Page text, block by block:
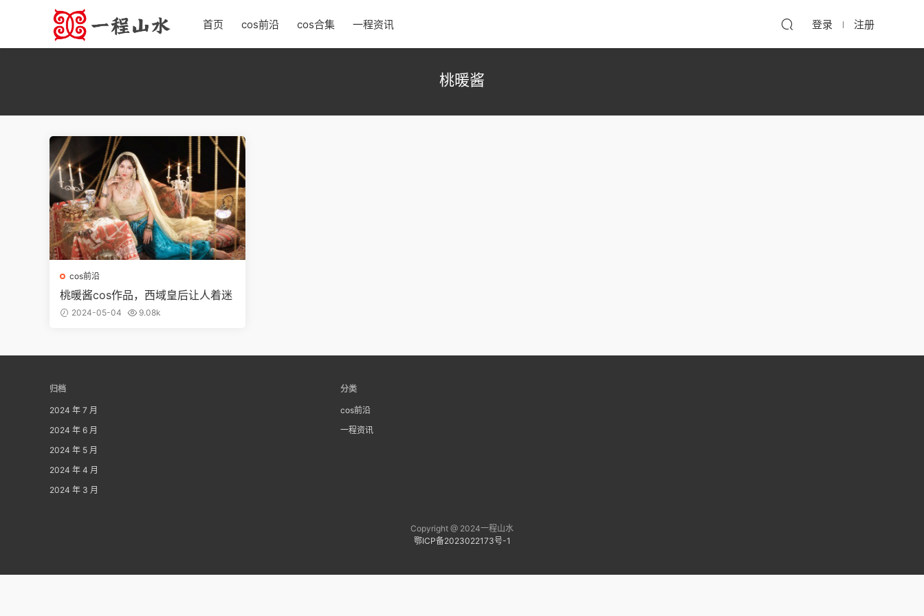
首页 cos前沿 cos合集 一程资讯 登录 注册
桃暖酱
cos前沿
桃暖酱cos作品，西域皇后让人着迷
2024-05-04 9.08k
归档
2024 年 7 月
2024 年 6 月
2024 年 5 月
2024 年 4 月
2024 年 3 月
分类
cos前沿
一程资讯
Copyright @ 2024一程山水
鄂ICP备2023022173号-1